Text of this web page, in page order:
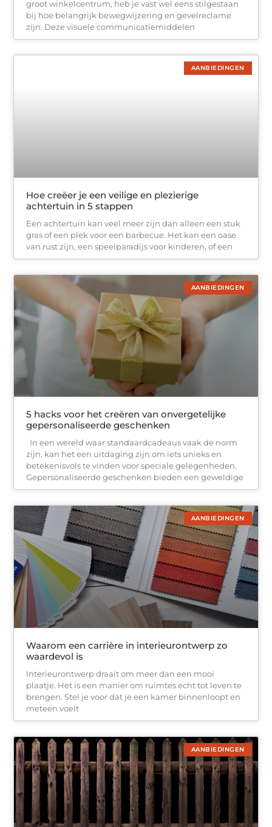
groot winkelcentrum, heb je vast wel eens stilgestaan
bij hoe belangrijk bewegwijzering en gevelreclame
zijn. Deze visuele communicatiemiddelen
AANBIEDINGEN
Hoe creëer je een veilige en plezierige
achtertuin in 5 stappen
Een achtertuin kan veel meer zijn dan alleen een stuk
gras of een plek voor een barbecue. Het kan een oase
van rust zijn, een speelparadijs voor kinderen, of een
AANBIEDINGEN
5 hacks voor het creëren van onvergetelijke
gepersonaliseerde geschenken
In een wereld waar standaardcadeaus vaak de norm
zijn, kan het een uitdaging zijn om iets unieks en
betekenisvols te vinden voor speciale gelegenheden.
Gepersonaliseerde geschenken bieden een geweldige
AANBIEDINGEN
Waarom een carrière in interieurontwerp zo
waardevol is
Interieurontwerp draait om meer dan een mooi
plaatje. Het is een manier om ruimtes echt tot leven te
brengen. Stel je voor dat je een kamer binnenloopt en
meteen voelt
AANBIEDINGEN